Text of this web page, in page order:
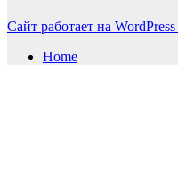
Сайт работает на WordPress
Home